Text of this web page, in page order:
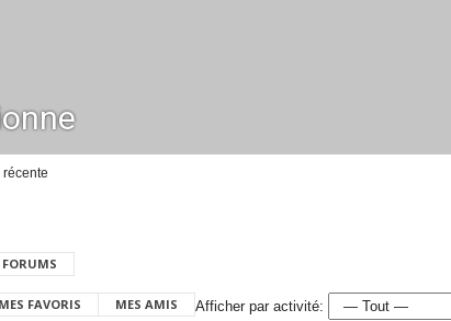
récente
FORUMS
MES FAVORIS MES AMIS Afficher par activité: